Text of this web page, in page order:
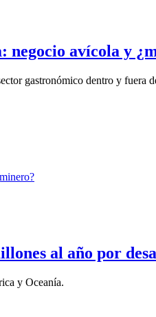
negocio avícola y
gastronómico dentro y fuera
al año por
y Oceanía.